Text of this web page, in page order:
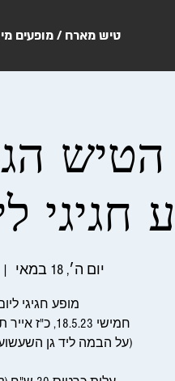
טיש מארח / מופעים
-
חגיגי
יום ה׳, 18 במאי
|